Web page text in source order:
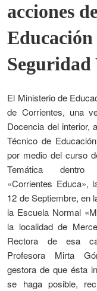
acciones
Educación
Seguridad
El Ministerio de
de Corrientes, una
Docencia del interior,
Técnico de
por medio del curso
Temática
«Corrientes Educa»,
12 de Septiembre, en
la Escuela Normal
la localidad de
Rectora de esa
Profesora Mirta
gestora de que ésta
se haga posible,